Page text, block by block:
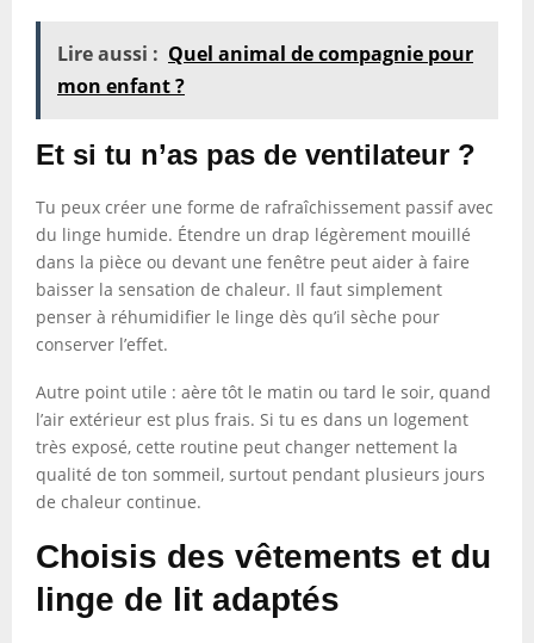
Lire aussi : Quel animal de compagnie pour
mon enfant ?
Et si tu n’as pas de ventilateur ?
Tu peux créer une forme de rafraîchissement passif avec
du linge humide. Étendre un drap légèrement mouillé
dans la pièce ou devant une fenêtre peut aider à faire
baisser la sensation de chaleur. Il faut simplement
penser à réhumidifier le linge dès qu’il sèche pour
conserver l’effet.
Autre point utile : aère tôt le matin ou tard le soir, quand
l’air extérieur est plus frais. Si tu es dans un logement
très exposé, cette routine peut changer nettement la
qualité de ton sommeil, surtout pendant plusieurs jours
de chaleur continue.
Choisis des vêtements et du
linge de lit adaptés